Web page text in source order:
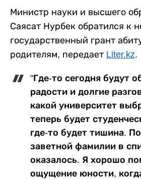
Министр науки и высшего
Саясат Нурбек обратился к
государственный грант
родителям, передает Liter.kz.
"Где-то сегодня будут
радости и долгие
какой университет
теперь будет
где-то будет тишина.
заветной фамилии в
оказалось. Я хорошо
ощущение юности,